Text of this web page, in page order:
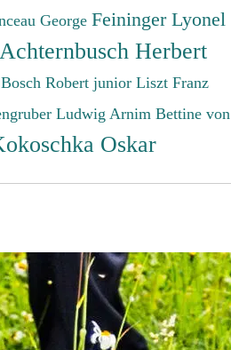
George Feininger Lyonel
Achternbusch Herbert
Bosch Robert junior Liszt Franz
Ludwig Arnim Bettine von
Oskar